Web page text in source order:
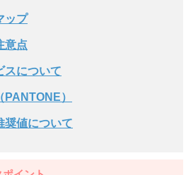
ップ
意点
スについて
）
奨値について